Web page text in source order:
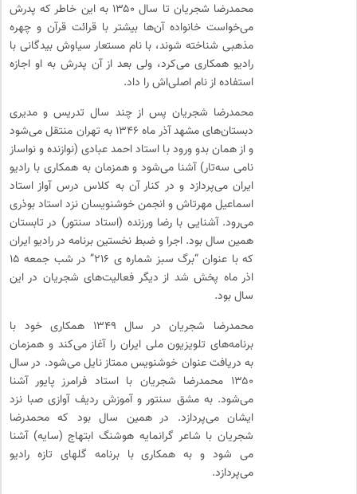
محمدرضا شجریان تا سال ۱۳۵۰ به این خاطر که پدرش
می‌خواست خانواده آن‌ها بیشتر با قرائت قرآن و چهره
مذهبی شناخته شوند، با نام مستعار سیاوش بیدگانی با
رادیو همکاری می‌کرد، ولی بعد از آن پدرش به او اجازه
استفاده از نام اصلی‌اش را داد.
محمدرضا شجریان پس از چند سال تدریس و مدیری
دبستان‌های مشهد آذر ماه ۱۳۴۶ به تهران منتقل می‌شود
و از همان بدو ورود با استاد احمد عبادی (نوازنده و نواساز
نامی سه‌تار) آشنا می‌شود و همزمان به همکاری با رادیو
ایران می‌پردازد و در کنار آن به کلاس درس آواز استاد
اسماعیل مهرتاش و انجمن خوشنویسان نزد استاد بوذری
می‌رود. آشنایی با رضا ورزنده (استاد سنتور) در تابستان
همین سال بود. اجرا و ضبط نخستین برنامه در رادیو ایران
که با عنوان “برگ سبز شماره ی ۲۱۶” در شب جمعه ۱۵
اذر ماه پخش شد از دیگر فعالیت‌های شجریان در این
سال بود.
محمدرضا شجریان در سال ۱۳۴۹ همکاری خود با
برنامه‌های تلویزیون ملی ایران را آغاز می‌کند و همزمان
به دریافت عنوان خوشنویس ممتاز نایل می‌شود. در سال
۱۳۵۰ محمدرضا شجریان با استاد فرامرز پایور آشنا
می‌شود. به مشق سنتور و آموزش ردیف آوازی صبا نزد
ایشان می‌پردازد. در همین سال بود که محمدرضا
شجریان با شاعر گرانمایه هوشنگ ابتهاج (سایه) آشنا
می شود و به همکاری با برنامه گلهای تازه رادیو
می‌پردازد.